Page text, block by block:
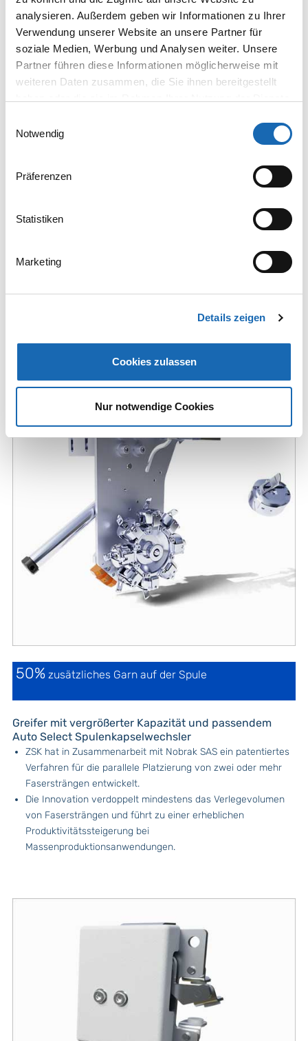
analysieren. Außerdem geben wir Informationen zu Ihrer
Verwendung unserer Website an unsere Partner für
soziale Medien, Werbung und Analysen weiter. Unsere
Partner führen diese Informationen möglicherweise mit
weiteren Daten zusammen, die Sie ihnen bereitgestellt
Notwendig
Präferenzen
Statistiken
Marketing
Details zeigen
Cookies zulassen
Nur notwendige Cookies
Spulen.
In der T8-2-Steuereinheit können Sie eine Markierung
50% zusätzliches Garn auf der Spule
Greifer mit vergrößerter Kapazität und passendem
Auto Select Spulenkapselwechsler
ZSK hat in Zusammenarbeit mit Nobrak SAS ein patentiertes
Verfahren für die parallele Platzierung von zwei oder mehr
Fasersträngen entwickelt.
Die Innovation verdoppelt mindestens das Verlegevolumen
von Fasersträngen und führt zu einer erheblichen
Produktivitätssteigerung bei
Massenproduktionsanwendungen.